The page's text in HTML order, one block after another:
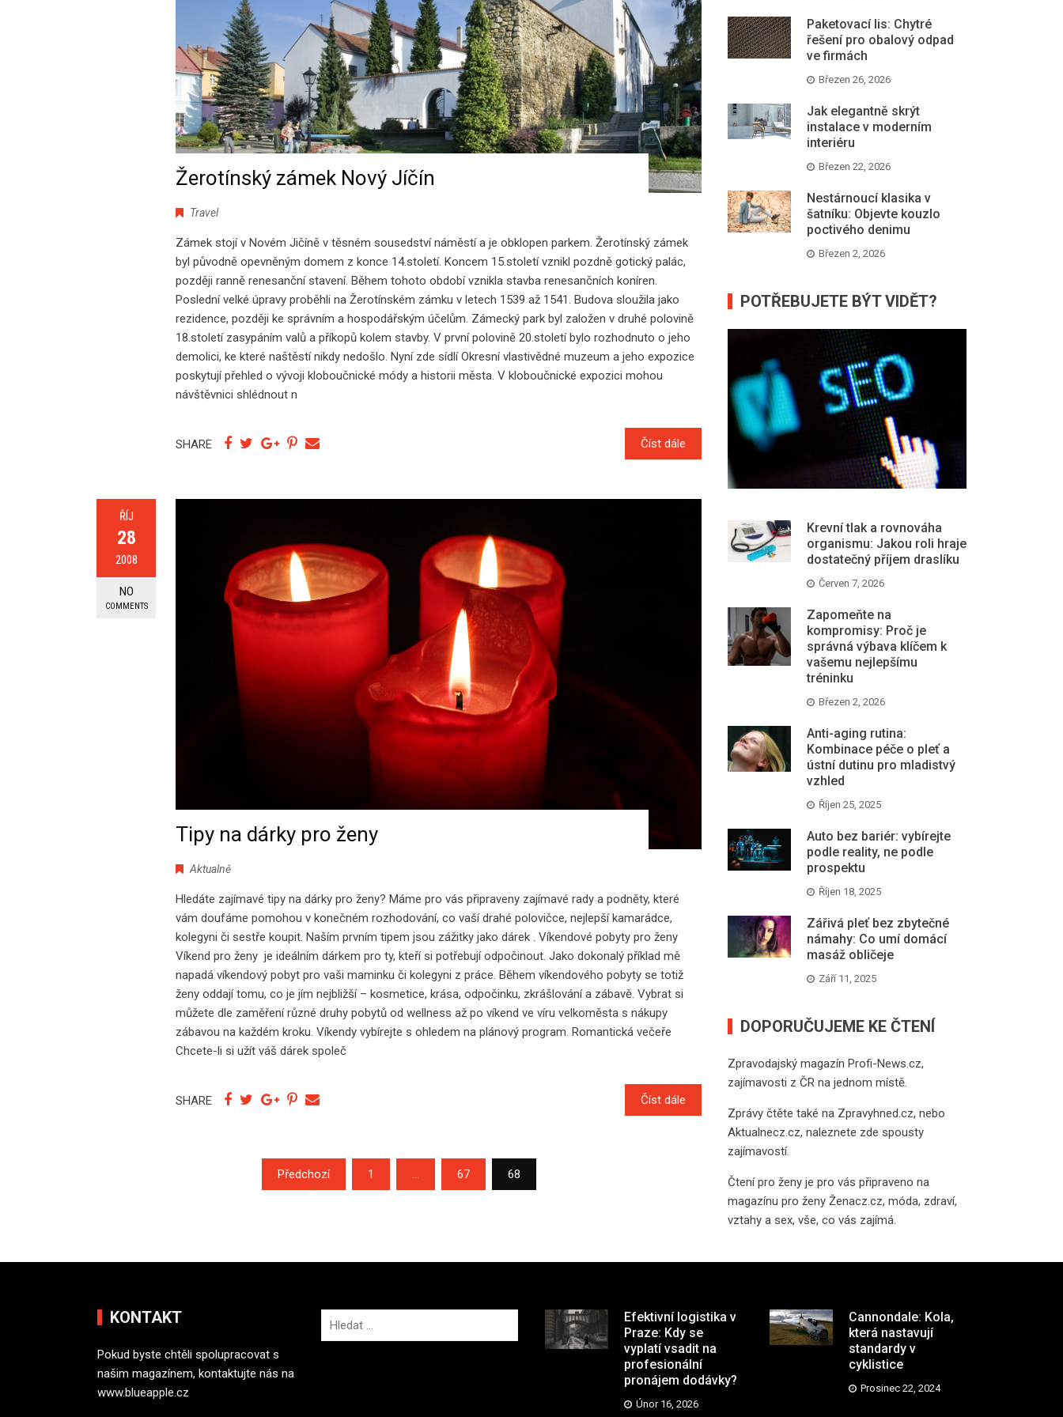
Žerotínský zámek Nový Jíčín
Travel
Zámek stojí v Novém Jičíně v těsném sousedství náměstí a je obklopen parkem. Žerotínský zámek
byl původně opevněným domem z konce 14.století. Koncem 15.století vznikl pozdně gotický palác,
později ranně renesanční stavení. Během tohoto období vznikla stavba renesančních koníren.
Poslední velké úpravy proběhli na Žerotínském zámku v letech 1539 až 1541. Budova sloužila jako
rezidence, později ke správním a hospodářským účelům. Zámecký park byl založen v druhé polovině
18.století zasypáním valů a příkopů kolem stavby. V první polovině 20.století bylo rozhodnuto o jeho
demolici, ke které naštěstí nikdy nedošlo. Nyní zde sídlí Okresní vlastivědné muzeum a jeho expozice
poskytují přehled o vývoji kloboučnické módy a historii města. V kloboučnické expozici mohou
návštěvnici shlédnout n
Číst dále
SHARE
ŘÍJ
28
2008
NO
COMMENTS
Tipy na dárky pro ženy
Aktualně
Hledáte zajímavé tipy na dárky pro ženy? Máme pro vás připraveny zajímavé rady a podněty, které
vám doufáme pomohou v konečném rozhodování, co vaší drahé polovičce, nejlepší kamarádce,
kolegyni či sestře koupit. Naším prvním tipem jsou zážitky jako dárek . Víkendové pobyty pro ženy
Víkend pro ženy je ideálním dárkem pro ty, kteří si potřebují odpočinout. Jako dokonalý příklad mě
napadá víkendový pobyt pro vaši maminku či kolegyni z práce. Během víkendového pobyty se totiž
ženy oddají tomu, co je jím nejbližší – kosmetice, krása, odpočinku, zkrášlování a zábavě. Vybrat si
můžete dle zaměření různé druhy pobytů od wellness až po víkend ve víru velkoměsta s nákupy
zábavou na každém kroku. Víkendy vybírejte s ohledem na plánový program. Romantická večeře
Chcete-li si užít váš dárek společ
Číst dále
SHARE
c
e
p
r
Předchozí 1 67 68
Paketovací lis: Chytré
řešení pro obalový odpad
ve firmách
Březen 26, 2026
Jak elegantně skrýt
instalace v moderním
interiéru
Březen 22, 2026
Nestárnoucí klasika v
šatníku: Objevte kouzlo
poctivého denimu
Březen 2, 2026
POTŘEBUJETE BÝT VIDĚT?
Krevní tlak a rovnováha
organismu: Jakou roli hraje
dostatečný příjem draslíku
Červen 7, 2026
Zapomeňte na
kompromisy: Proč je
správná výbava klíčem k
vašemu nejlepšímu
tréninku
Březen 2, 2026
Anti-aging rutina:
Kombinace péče o pleť a
ústní dutinu pro mladistvý
vzhled
Říjen 25, 2025
Auto bez bariér: vybírejte
podle reality, ne podle
prospektu
Říjen 18, 2025
Zářivá pleť bez zbytečné
námahy: Co umí domácí
masáž obličeje
Září 11, 2025
DOPORUČUJEME KE ČTENÍ
Zpravodajský magazín Profi-News.cz,
zajímavosti z ČR na jednom místě.
Zprávy čtěte také na Zpravyhned.cz, nebo
Aktualnecz.cz, naleznete zde spousty
zajímavostí.
Čtení pro ženy je pro vás připraveno na
magazínu pro ženy Ženacz.cz, móda, zdraví,
vztahy a sex, vše, co vás zajímá.
KONTAKT
Pokud byste chtěli spolupracovat s
našim magazínem, kontaktujte nás na
www.blueapple.cz
Efektivní logistika v
Praze: Kdy se
vyplatí vsadit na
profesionální
pronájem dodávky?
Únor 16, 2026
Cannondale: Kola,
která nastavují
standardy v
cyklistice
Prosinec 22, 2024